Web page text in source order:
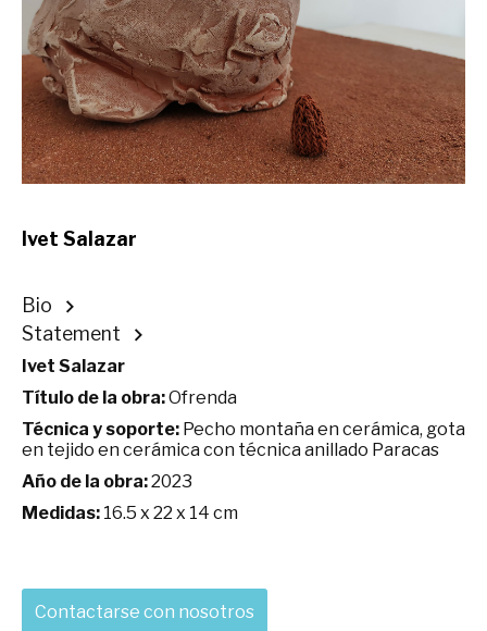
Ivet Salazar
Bio
Statement
Ivet Salazar
Título de la obra:Ofrenda
Técnica y soporte: Pecho montaña en cerámica, gota
en tejido en cerámica con técnica anillado Paracas
Año de la obra:2023
Medidas: 16.5 x 22 x 14 cm
Contactarse con nosotros